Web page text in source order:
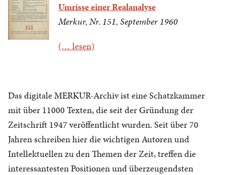
Umrisse einer Realanalyse
Merkur, Nr. 151, September 1960
(… lesen)
Das digitale MERKUR-Archiv ist eine Schatzkammer
mit über 11000 Texten, die seit der Gründung der
Zeitschrift 1947 veröffentlicht wurden. Seit über 70
Jahren schreiben hier die wichtigen Autoren und
Intellektuellen zu den Themen der Zeit, treffen die
interessantesten Positionen und überzeugendsten